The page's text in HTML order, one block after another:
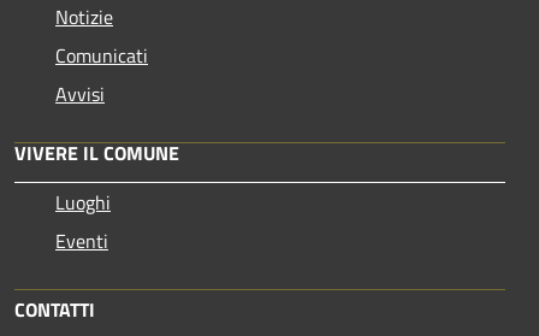
Notizie
Comunicati
Avvisi
VIVERE IL COMUNE
Luoghi
Eventi
CONTATTI